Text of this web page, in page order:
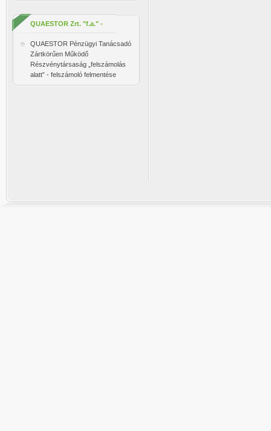
QUAESTOR Zrt. "f.a." -
felmentés
QUAESTOR Pénzügyi Tanácsadó
Zártkörűen Működő
Részvénytársaság „felszámolás
alatt” - felszámoló felmentése